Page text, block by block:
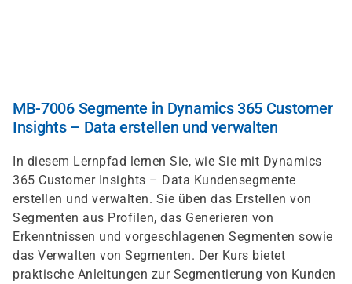
MB-7006 Segmente in Dynamics 365 Customer
Insights – Data erstellen und verwalten
In diesem Lernpfad lernen Sie, wie Sie mit Dynamics
365 Customer Insights – Data Kundensegmente
erstellen und verwalten. Sie üben das Erstellen von
Segmenten aus Profilen, das Generieren von
Erkenntnissen und vorgeschlagenen Segmenten sowie
das Verwalten von Segmenten. Der Kurs bietet
praktische Anleitungen zur Segmentierung von Kunden